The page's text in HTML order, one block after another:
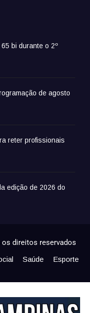
bi durante o 2º
de agosto
reter profissionais
edição de 2026 do
direitos reservados
Saúde
Esporte